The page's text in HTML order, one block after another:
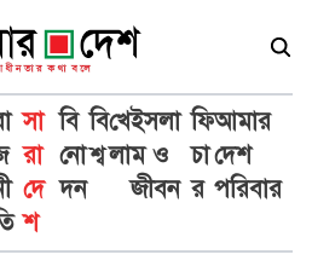
সা
রা
দে
শ
বি
নো
দন
বি
শ্ব
খে
লা
ইসলা
ম ও
জীবন
ফি
চা
র
আমার
দেশ
পরিবার